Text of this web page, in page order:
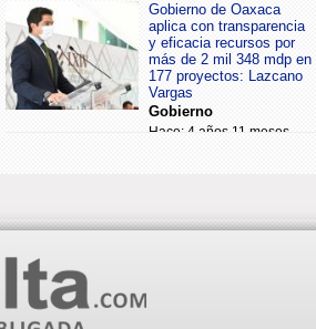
Gobierno de Oaxaca
aplica con transparencia
y eficacia recursos por
más de 2 mil 348 mdp en
177 proyectos: Lazcano
Vargas
Gobierno
Hace: 4 años 11 meses